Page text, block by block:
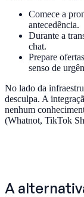
Comece a
antecedência.
Durante a
chat.
Prepare
senso de
No lado da
desculpa. A
nenhum
(Whatnot, TikTok
A